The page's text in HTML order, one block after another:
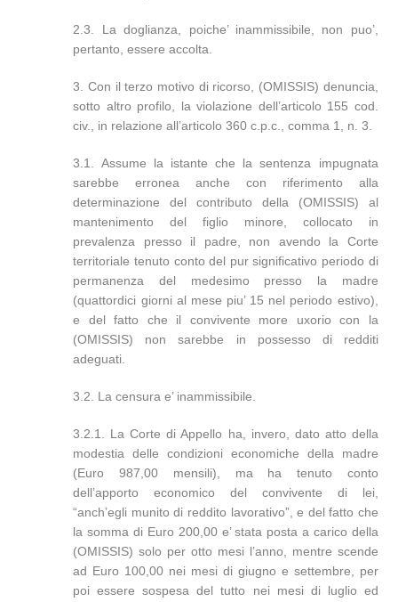
2.3. La doglianza, poiche’ inammissibile, non puo’,
pertanto, essere accolta.
3. Con il terzo motivo di ricorso, (OMISSIS) denuncia,
sotto altro profilo, la violazione dell’articolo 155 cod.
civ., in relazione all’articolo 360 c.p.c., comma 1, n. 3.
3.1. Assume la istante che la sentenza impugnata
sarebbe erronea anche con riferimento alla
determinazione del contributo della (OMISSIS) al
mantenimento del figlio minore, collocato in
prevalenza presso il padre, non avendo la Corte
territoriale tenuto conto del pur significativo periodo di
permanenza del medesimo presso la madre
(quattordici giorni al mese piu’ 15 nel periodo estivo),
e del fatto che il convivente more uxorio con la
(OMISSIS) non sarebbe in possesso di redditi
adeguati.
3.2. La censura e’ inammissibile.
3.2.1. La Corte di Appello ha, invero, dato atto della
modestia delle condizioni economiche della madre
(Euro 987,00 mensili), ma ha tenuto conto
dell’apporto economico del convivente di lei,
“anch’egli munito di reddito lavorativo”, e del fatto che
la somma di Euro 200,00 e’ stata posta a carico della
(OMISSIS) solo per otto mesi l’anno, mentre scende
ad Euro 100,00 nei mesi di giugno e settembre, per
poi essere sospesa del tutto nei mesi di luglio ed